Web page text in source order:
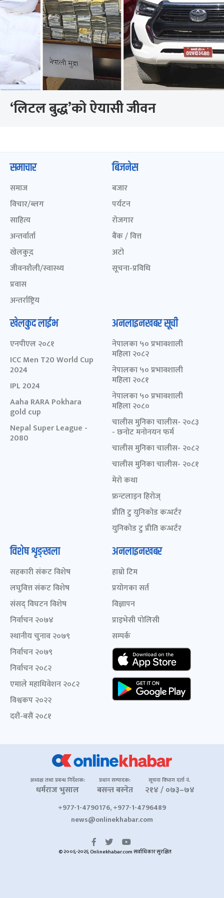
‘लिटल बुद्ध’को ऐयासी जीवन
समाचार
समाज
विचार/ब्लग
साहित्य
अन्तर्वार्ता
खेलकुद़़
जीवनशैली/स्वास्थ्य
प्रवास
अन्तर्राष्ट्रिय
बिजनेस
बजार
पर्यटन
रोजगार
बैंक / वित्त
अटो
सूचना-प्रविधि
खेलकुद लाईभ
एनपीएल २०८१
ICC Men T20 World Cup
2024
IPL 2024
Aaha RARA Pokhara
gold cup
Nepal Super League -
2080
अनलाइनखबर सूची
नेपालका ५० प्रभावशाली
महिला २०८२
नेपालका ५० प्रभावशाली
महिला २०८१
नेपालका ५० प्रभावशाली
महिला २०८०
चालीस मुनिका चालीस- २०८३
- छनोट मनोनयन फर्म
चालीस मुनिका चालीस- २०८२
चालीस मुनिका चालीस- २०८१
मेरो कथा
फ्रन्टलाइन हिरोज्
प्रीति टु युनिकोड कन्भर्टर
युनिकोड टु प्रीति कन्भर्टर
विशेष शृङ्खला
सहकारी संकट विशेष
लघुवित्त संकट विशेष
संसद् विघटन विशेष
निर्वाचन २०७४
स्थानीय चुनाव २०७९
निर्वाचन २०७९
निर्वाचन २०८२
एमाले महाधिवेशन २०८२
विश्वकप २०२२
दशैं-बसैं २०८१
अनलाइनखबर
हाम्रो टिम
प्रयोगका सर्त
विज्ञापन
प्राइभेसी पोलिसी
सम्पर्क
अध्यक्ष तथा प्रबन्ध निर्देशक:
धर्मराज भुसाल
प्रधान सम्पादक:
बसन्त बस्नेत
सूचना विभाग दर्ता नं.
२१४ / ०७३–७४
+977-1-4790176, +977-1-4796489
news@onlinekhabar.com
© २००६-२०२६ Onlinekhabar.com सर्वाधिकार सुरक्षित